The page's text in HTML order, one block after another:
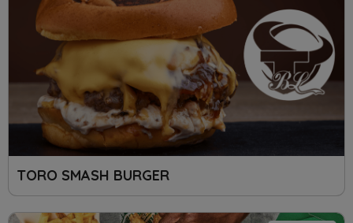
TORO SMASH BURGER